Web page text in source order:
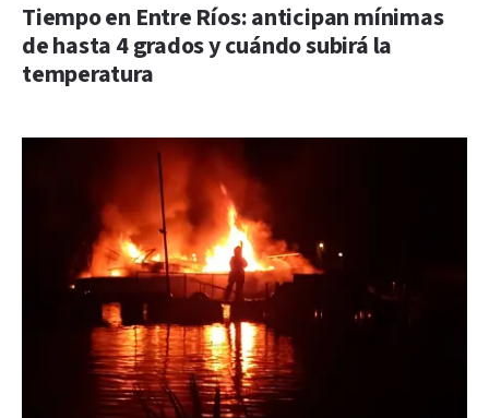
Tiempo en Entre Ríos: anticipan mínimas
de hasta 4 grados y cuándo subirá la
temperatura